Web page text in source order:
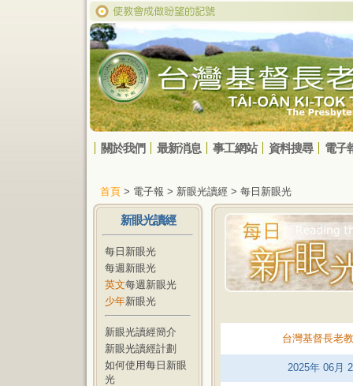
關於我們 最新消息 事工網站 資料搜尋 電子
首頁 > 電子報 > 新眼光讀經 > 每日新眼光
新眼光讀經
每日新眼光
每週新眼光
英文每週新眼光
少年新眼光
新眼光讀經簡介
新眼光讀經計劃
如何使用每日新眼
光
台灣基督長老
2025年 06月